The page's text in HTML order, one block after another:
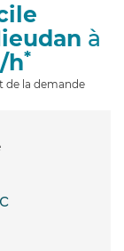
i
à
h*
de la demande